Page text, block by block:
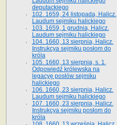
deputackiego
102. 1659, 24 listopada, Halicz.
Laudum sejmiku halickiego
103. 1659, 1 grudnia, Halicz.
Laudum sejmiku halickiego
104. 1660, 13 sierpnia, Halicz.
Instrukcya sejmiku posłom do
króla
105. 1660, 13 sierpnia, s. 1.
Odpowiedź królewska na
legacyę posłów sejmiku
halickiego
106. 1660, 23 sierpnia, Halicz.
Laudum sejmiku halickiego
107. 1660, 23 sierpnia, Halicz.
Instrukcya sejmiku posłom do
króla